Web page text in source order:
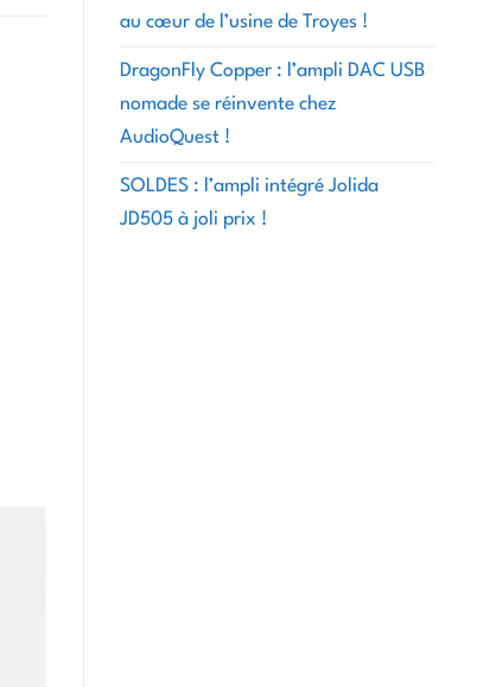
au cœur de l’usine de Troyes !
DragonFly Copper : l’ampli DAC USB
nomade se réinvente chez
AudioQuest !
SOLDES : l’ampli intégré Jolida
JD505 à joli prix !